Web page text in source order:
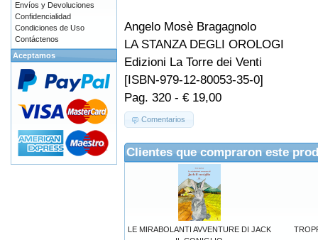
Angelo Mosè Bragagnolo
LA STANZA DEGLI OROLOGI
Edizioni La Torre dei Venti
[ISBN-979-12-80053-35-0]
Pag. 320 - € 19,00
Comentarios
Clientes que compraron este
LE MIRABOLANTI AVVENTURE DI JACK
Envíos y Devoluciones
Confidencialidad
Condiciones de Uso
Contáctenos
Aceptamos